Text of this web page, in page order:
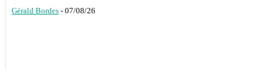
Gérald Bordes - 07/08/26